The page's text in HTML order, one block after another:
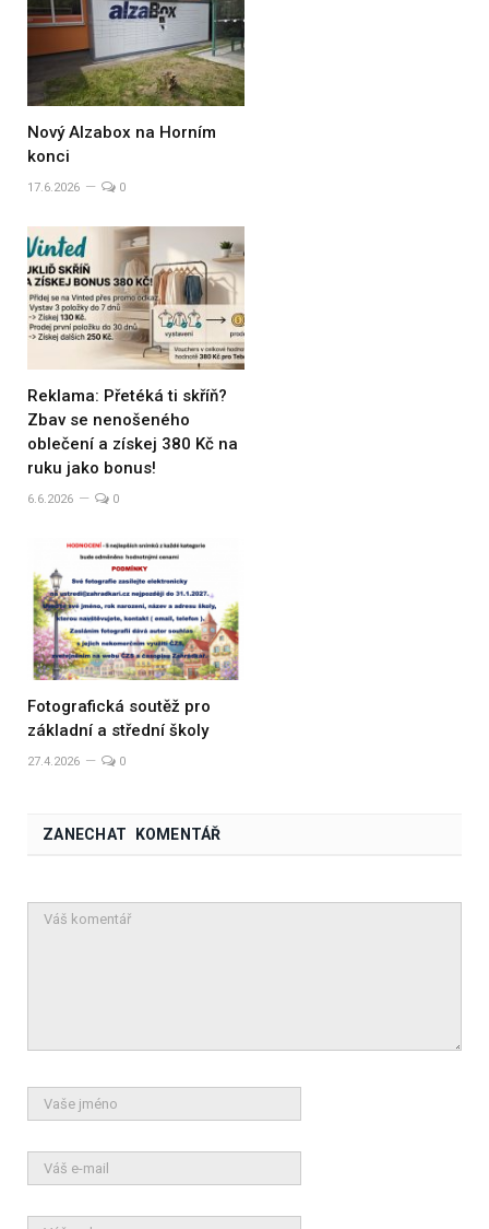
Nový Alzabox na Horním
konci
17.6.2026 0
Reklama: Přetéká ti skříň?
Zbav se nenošeného
oblečení a získej 380 Kč na
ruku jako bonus!
6.6.2026 0
Fotografická soutěž pro
základní a střední školy
27.4.2026 0
ZANECHAT KOMENTÁŘ